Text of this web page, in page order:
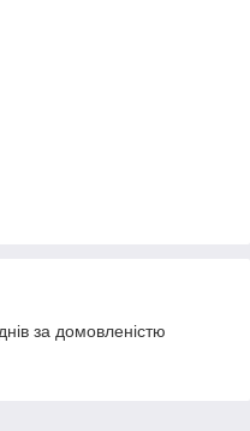
за домовленістю